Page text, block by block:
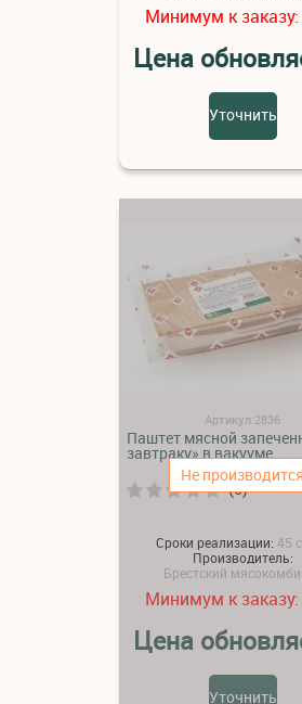
Минимум к заказу:
Цена
Уточнить
Не производится
Артикул:2836
Паштет мясной
завтраку» в вакууме
(0)
Сроки реализации: 45
Производитель:
Брестский
Минимум к заказу:
Цена
Уточнить